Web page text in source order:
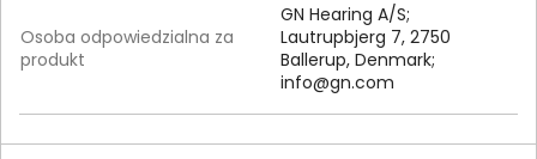
Osoba odpowiedzialna za
produkt
GN Hearing A/S;
Lautrupbjerg 7, 2750
Ballerup, Denmark;
info@gn.com